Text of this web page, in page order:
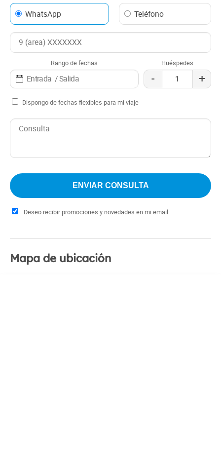
Los visitantes pueden disfrutar de actividades al aire libre
ríos de la zona, o simplemente relajarse mientras
disfrutan de las vistas a las montañas y al paisaje.
WhatsApp Teléfono
Rango de fechas Huéspedes
- +
Dispongo de fechas flexibles para mi viaje
Deseo recibir promociones y novedades en mi email
Mapa de ubicación